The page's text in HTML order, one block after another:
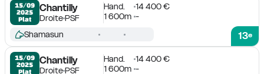
15/09
2025
Plat
Chantilly
DroitePSF
Hand.
14 400 €
1 600m -
13e
Shamasun
15/09
2025
Plat
Chantilly
DroitePSF
Hand.
14 400 €
1 600m -